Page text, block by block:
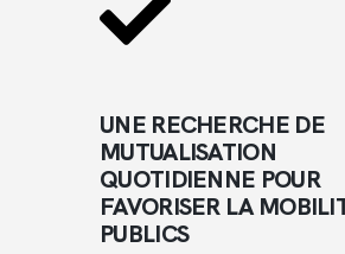
UNE RECHERCHE DE
MUTUALISATION
QUOTIDIENNE POUR
FAVORISER LA
PUBLICS​